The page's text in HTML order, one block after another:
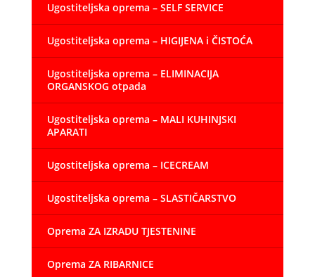
Ugostiteljska oprema – SELF SERVICE
Ugostiteljska oprema – HIGIJENA i ČISTOĆA
Ugostiteljska oprema – ELIMINACIJA
ORGANSKOG otpada
Ugostiteljska oprema – MALI KUHINJSKI
APARATI
Ugostiteljska oprema – ICECREAM
Ugostiteljska oprema – SLASTIČARSTVO
Oprema ZA IZRADU TJESTENINE
Oprema ZA RIBARNICE